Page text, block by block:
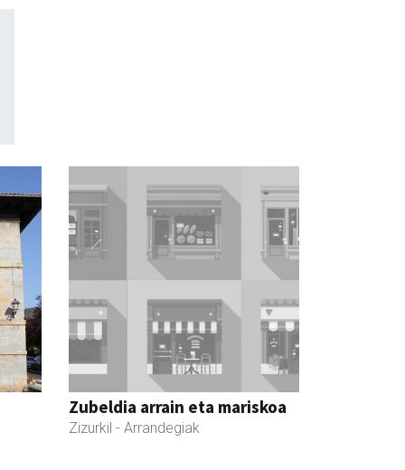
Zubeldia arrain eta mariskoa
Zizurkil - Arrandegiak